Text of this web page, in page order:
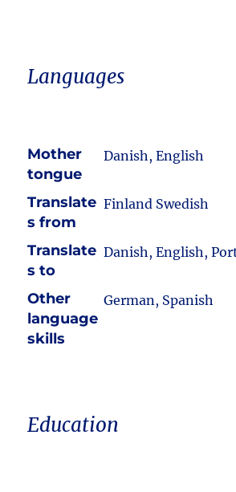
Languages
Mother
tongue
Danish, English
Translate
s from
Finland Swedish
Translate
s to
Danish, English,
Other
language
skills
German, Spanish
Education